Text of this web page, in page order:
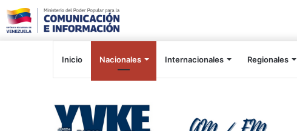
Inicio Nacionales Internacionales Regionales